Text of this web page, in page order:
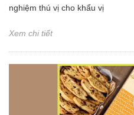
nghiệm thú vị cho khẩu vị
Xem chi tiết